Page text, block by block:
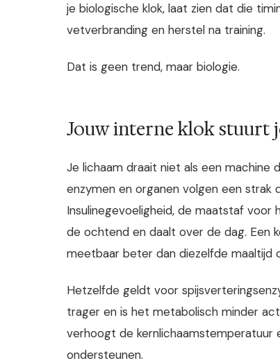
je biologische klok, laat zien dat die
vetverbranding en herstel na training.
Dat is geen trend, maar biologie.
Jouw interne klok stuurt
Je lichaam draait niet als een
enzymen en organen volgen een strak
Insulinegevoeligheid, de maatstaf
de ochtend en daalt over de dag. Een
meetbaar beter dan diezelfde maaltijd
Hetzelfde geldt voor
trager en is het metabolisch minder
verhoogt de kernlichaamstemperatuur
ondersteunen.